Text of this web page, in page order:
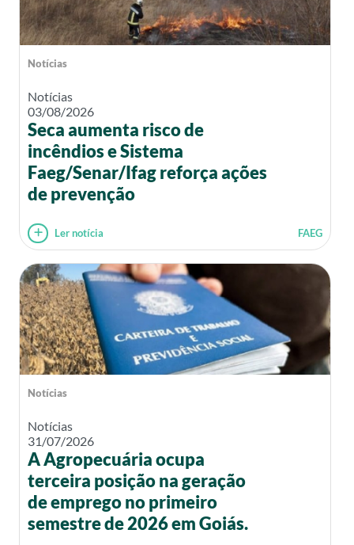
Notícias
Notícias
03/08/2026
Seca aumenta risco de
incêndios e Sistema
Faeg/Senar/Ifag reforça ações
de prevenção
Ler notícia FAEG
Notícias
Notícias
31/07/2026
A Agropecuária ocupa
terceira posição na geração
de emprego no primeiro
semestre de 2026 em Goiás.